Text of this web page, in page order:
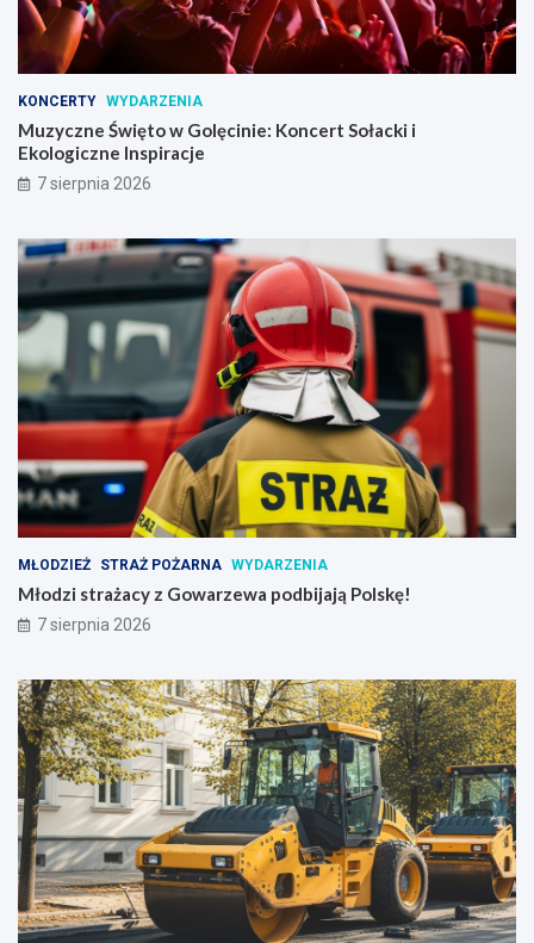
KONCERTY WYDARZENIA
Muzyczne Święto w Golęcinie: Koncert Sołacki i
Ekologiczne Inspiracje
7 sierpnia 2026
MŁODZIEŻ STRAŻ POŻARNA WYDARZENIA
Młodzi strażacy z Gowarzewa podbijają Polskę!
7 sierpnia 2026